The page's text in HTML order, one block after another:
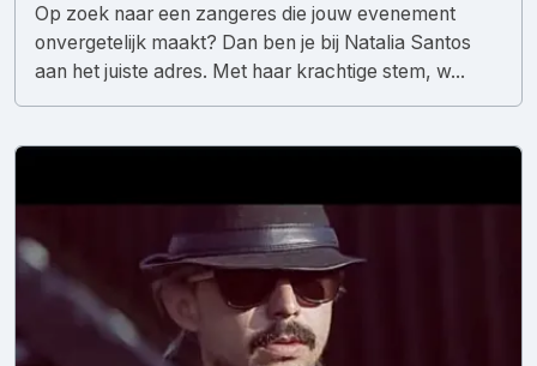
Op zoek naar een zangeres die jouw evenement
onvergetelijk maakt? Dan ben je bij Natalia Santos
aan het juiste adres. Met haar krachtige stem, w...